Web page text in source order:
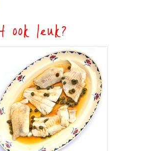
ook leuk?